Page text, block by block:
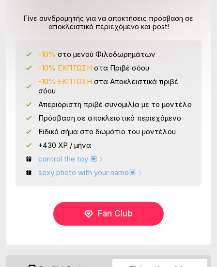
Γίνε συνδρομητής για να αποκτήσεις πρόσβαση σε
αποκλειστικό περιεχόμενο και post!
-10% στο μενού Φιλοδωρημάτων
-10% ΕΚΠΤΩΣΗ στα Πριβέ σόου
-10% ΕΚΠΤΩΣΗ στα Αποκλειστικά πριβέ
σόου
Απεριόριστη πριβέ συνομιλία με το μοντέλο
Πρόσβαση σε αποκλειστικό περιεχόμενο
Ειδικό σήμα στο δωμάτιο του μοντέλου
+430 XP / μήνα
control the toy 💟
sexy photo with your name💟
Fan Club